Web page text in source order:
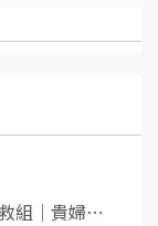
組│貴婦⋯